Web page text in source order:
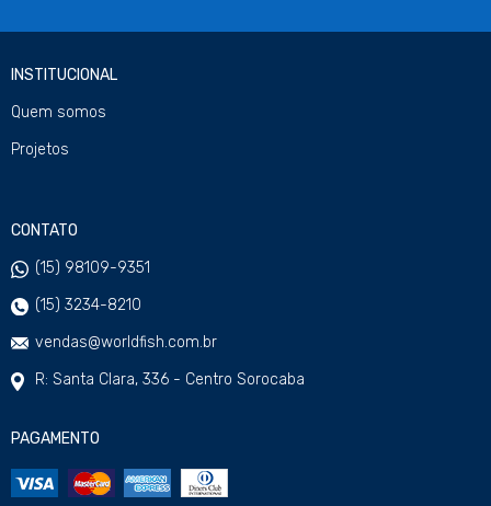
INSTITUCIONAL
Quem somos
Projetos
CONTATO
(15) 98109-9351
(15) 3234-8210
vendas@worldfish.com.br
R: Santa Clara, 336 - Centro Sorocaba
PAGAMENTO